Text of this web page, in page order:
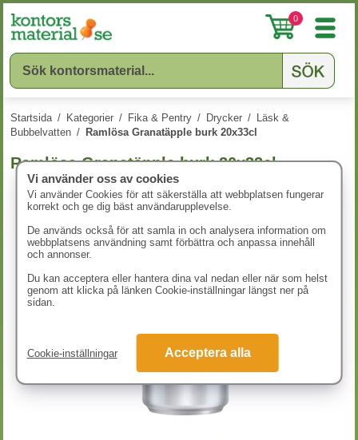
0
Startsida / Kategorier / Fika & Pentry / Drycker / Läsk &
Bubbelvatten / Ramlösa Granatäpple burk 20x33cl
Ramlösa Granatäpple burk 20x33cl
Vi använder oss av cookies
Vi använder Cookies för att säkerställa att webbplatsen fungerar
korrekt och ge dig bäst användarupplevelse.
De används också för att samla in och analysera information om
webbplatsens användning samt förbättra och anpassa innehåll
och annonser.
Du kan acceptera eller hantera dina val nedan eller när som helst
genom att klicka på länken Cookie-inställningar längst ner på
sidan.
Cookie-inställningar Acceptera alla